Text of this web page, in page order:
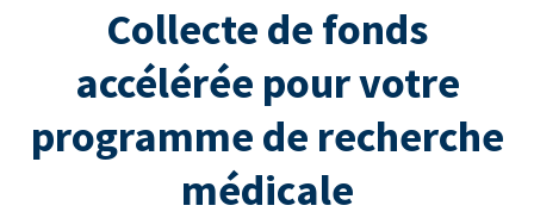
Collecte de fonds
accélérée pour votre
programme de recherche
médicale